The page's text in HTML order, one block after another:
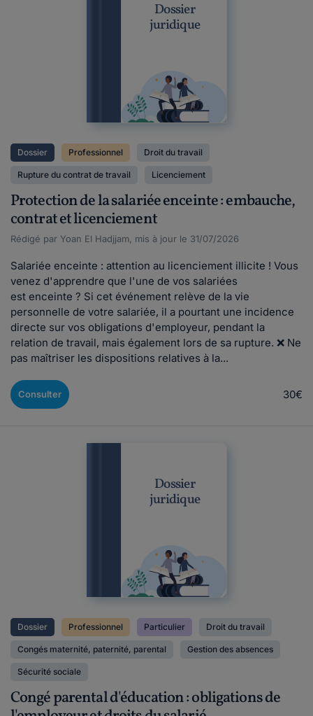
Dossier
juridique
Dossier Professionnel Droit du travail
Rupture du contrat de travail Licenciement
Protection de la salariée enceinte : embauche,
contrat et licenciement
Rédigé par Yoan El Hadjjam, mis à jour le 31/07/2026
Salariée enceinte : attention au licenciement illicite ! Vous
venez d'apprendre que l'une de vos salariées
est enceinte ? Si cet événement relève de la vie
personnelle de votre salariée, il a pourtant une incidence
directe sur vos obligations d'employeur, pendant la
relation de travail, mais également lors de sa rupture. ❌ Ne
pas maîtriser les dispositions relatives à la...
Consulter 30€
Dossier
juridique
Dossier Professionnel Particulier Droit du travail
Congés maternité, paternité, parental Gestion des absences
Sécurité sociale
Congé parental d'éducation : obligations de